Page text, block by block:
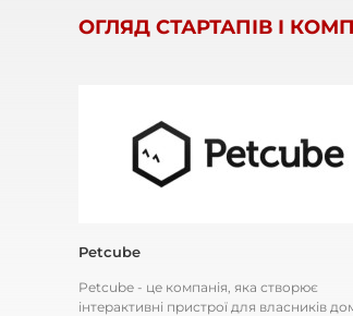
ОГЛЯД СТАРТАПІВ І
Petcube
Petcube - це компанія, яка створює
інтерактивні пристрої для власників